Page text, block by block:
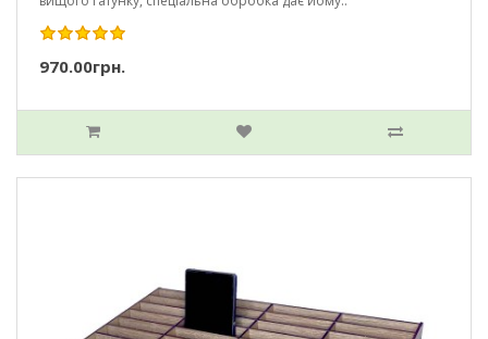
970.00грн.